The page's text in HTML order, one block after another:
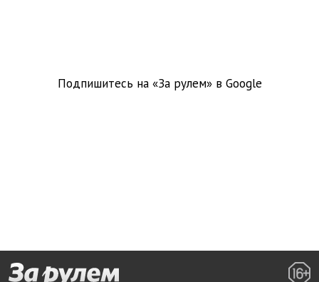
Подпишитесь на «За рулем» в Google